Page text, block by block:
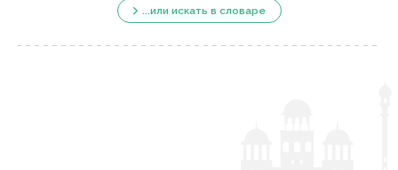
...или искать в словаре